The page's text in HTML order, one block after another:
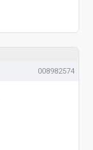
008982574